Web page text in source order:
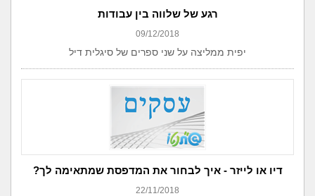
רגע של שלווה בין עבודות
09/12/2018
יפית ממליצה על שני ספרים של סיגלית דיל
דיו או לייזר - איך לבחור את המדפסת שמתאימה לך?
22/11/2018